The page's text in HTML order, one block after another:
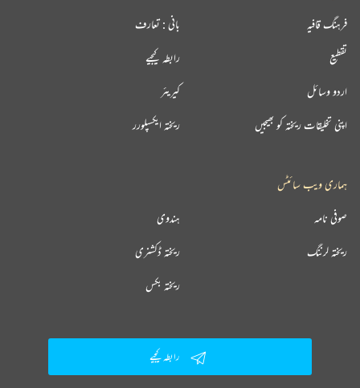
فرہنگ قافیہ
تقطیع
اردو وسائل
اپنی تخلیقات ریختہ کو بھیجیں
بانی : تعارف
رابطہ کیجیے
کیریئر
ریختہ ایکسپلورر
ہماری ویب سائٹس
ہندوی صوفی نامہ
ریختہ ڈکشنری ریختہ لرننگ
ریختہ بکس
رابطہ کیجیے